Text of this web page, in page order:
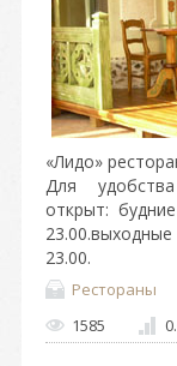
«Лидо»
Для
открыт:
23.00.
Рестораны
1585